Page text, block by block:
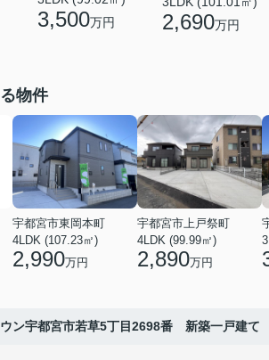
3,500万円 2,690万円
物件
宇都宮市東岡本町
4LDK (107.23㎡)
2,990万円
宇都宮市上戸祭町
4LDK (99.99㎡)
2,890万円
ン宇都宮市若草5丁目2698番 新築一戸建て